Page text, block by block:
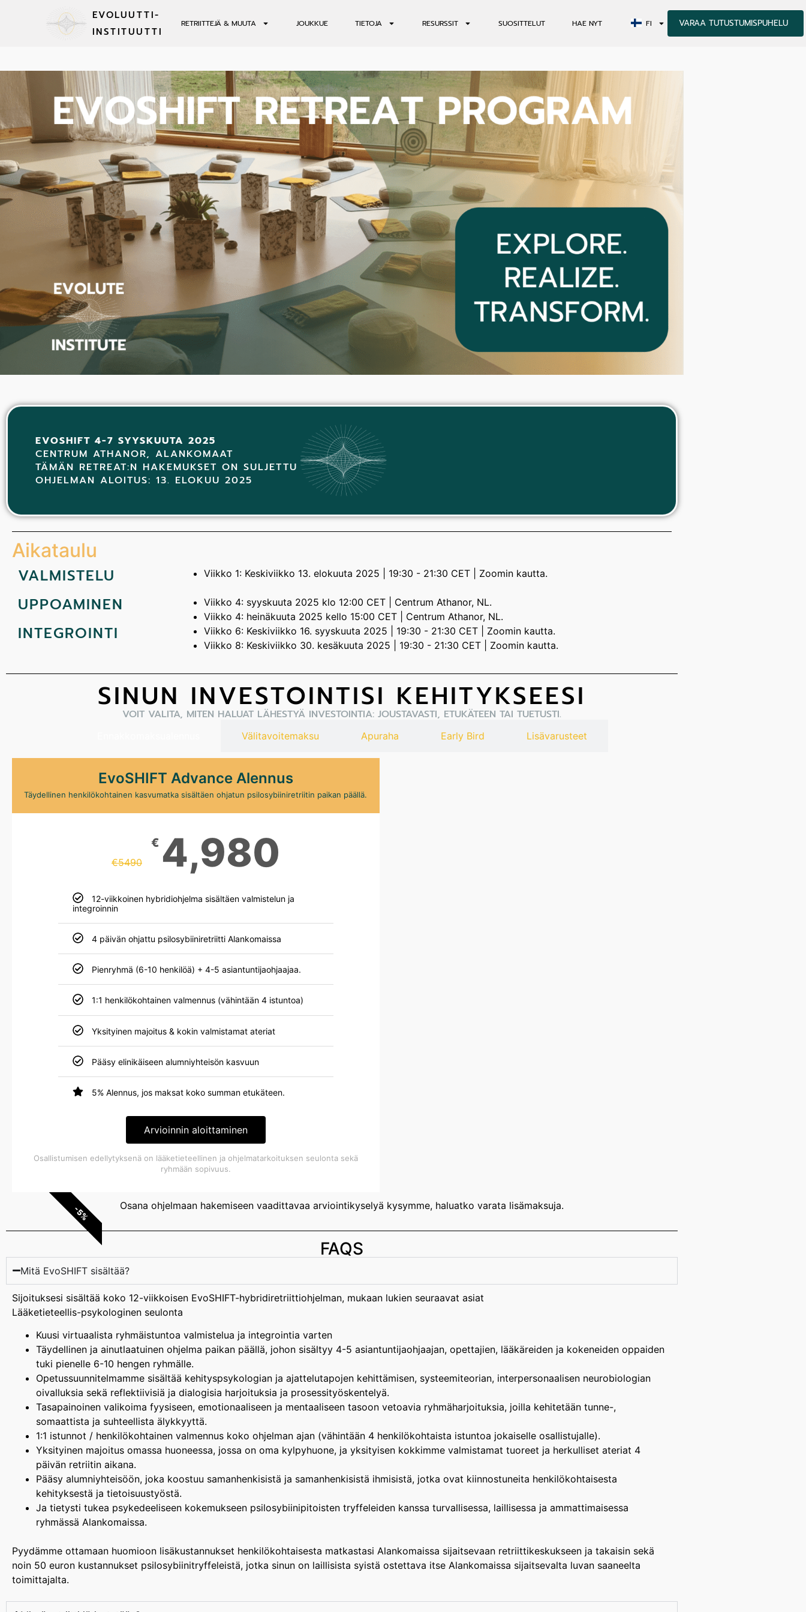
RETRIITTEJÄ & MUUTA JOUKKUE TIETOJA RESURSSIT SUOSITTELUT HAE NYT FI VARAA TUTUSTUMISPUHELU
EVOLUUTTI-
INSTITUUTTI
EVOSHIFT 4-7 SYYSKUUTA 2025
CENTRUM ATHANOR, ALANKOMAAT
TÄMÄN RETREAT:N HAKEMUKSET ON SULJETTU
OHJELMAN ALOITUS: 13. ELOKUU 2025
Aikataulu
VALMISTELU Viikko 1: Keskiviikko 13. elokuuta 2025 | 19:30 - 21:30 CET | Zoomin kautta.
UPPOAMINEN
Viikko 4: syyskuuta 2025 klo 12:00 CET | Centrum Athanor, NL.
Viikko 4: heinäkuuta 2025 kello 15:00 CET | Centrum Athanor, NL.
INTEGROINTI
Viikko 6: Keskiviikko 16. syyskuuta 2025 | 19:30 - 21:30 CET | Zoomin kautta.
Viikko 8: Keskiviikko 30. kesäkuuta 2025 | 19:30 - 21:30 CET | Zoomin kautta.
SINUN INVESTOINTISI KEHITYKSEESI
VOIT VALITA, MITEN HALUAT LÄHESTYÄ INVESTOINTIA: JOUSTAVASTI, ETUKÄTEEN TAI TUETUSTI.
Välitavoitemaksu Apuraha Early Bird Lisävarusteet
EvoSHIFT Advance Alennus
Täydellinen henkilökohtainen kasvumatka sisältäen ohjatun psilosybiiniretriitin paikan päällä.
€5490
€ 4,980
12-viikkoinen hybridiohjelma sisältäen valmistelun ja
integroinnin
4 päivän ohjattu psilosybiiniretriitti Alankomaissa
Pienryhmä (6-10 henkilöä) + 4-5 asiantuntijaohjaajaa.
1:1 henkilökohtainen valmennus (vähintään 4 istuntoa)
Yksityinen majoitus & kokin valmistamat ateriat
Pääsy elinikäiseen alumniyhteisön kasvuun
5% Alennus, jos maksat koko summan etukäteen.
Arvioinnin aloittaminen
Osallistumisen edellytyksenä on lääketieteellinen ja ohjelmatarkoituksen seulonta sekä
ryhmään sopivuus.
-5% Osana ohjelmaan hakemiseen vaadittavaa arviointikyselyä kysymme, haluatko varata lisämaksuja.
FAQS
Mitä EvoSHIFT sisältää?
Sijoituksesi sisältää koko 12-viikkoisen EvoSHIFT-hybridiretriittiohjelman, mukaan lukien seuraavat asiat
Lääketieteellis-psykologinen seulonta
Kuusi virtuaalista ryhmäistuntoa valmistelua ja integrointia varten
Täydellinen ja ainutlaatuinen ohjelma paikan päällä, johon sisältyy 4-5 asiantuntijaohjaajan, opettajien, lääkäreiden ja kokeneiden oppaiden
tuki pienelle 6-10 hengen ryhmälle.
Opetussuunnitelmamme sisältää kehityspsykologian ja ajattelutapojen kehittämisen, systeemiteorian, interpersonaalisen neurobiologian
oivalluksia sekä reflektiivisiä ja dialogisia harjoituksia ja prosessityöskentelyä.
Tasapainoinen valikoima fyysiseen, emotionaaliseen ja mentaaliseen tasoon vetoavia ryhmäharjoituksia, joilla kehitetään tunne-,
somaattista ja suhteellista älykkyyttä.
1:1 istunnot / henkilökohtainen valmennus koko ohjelman ajan (vähintään 4 henkilökohtaista istuntoa jokaiselle osallistujalle).
Yksityinen majoitus omassa huoneessa, jossa on oma kylpyhuone, ja yksityisen kokkimme valmistamat tuoreet ja herkulliset ateriat 4
päivän retriitin aikana.
Pääsy alumniyhteisöön, joka koostuu samanhenkisistä ja samanhenkisistä ihmisistä, jotka ovat kiinnostuneita henkilökohtaisesta
kehityksestä ja tietoisuustyöstä.
Ja tietysti tukea psykedeeliseen kokemukseen psilosybiinipitoisten tryffeleiden kanssa turvallisessa, laillisessa ja ammattimaisessa
ryhmässä Alankomaissa.
Pyydämme ottamaan huomioon lisäkustannukset henkilökohtaisesta matkastasi Alankomaissa sijaitsevaan retriittikeskukseen ja takaisin sekä
noin 50 euron kustannukset psilosybiinitryffeleistä, jotka sinun on laillisista syistä ostettava itse Alankomaissa sijaitsevalta luvan saaneelta
toimittajalta.